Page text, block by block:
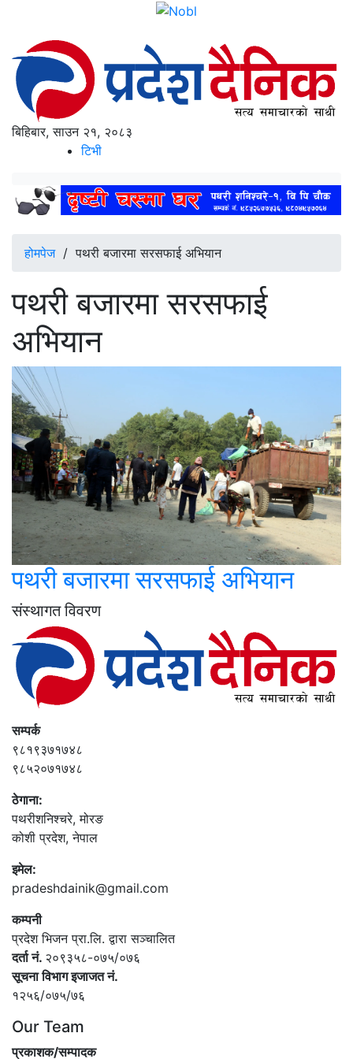
बिहिबार, साउन २१, २०८३
टिभी
होमपेज/पथरी बजारमा सरसफाई अभियान
पथरी बजारमा सरसफाई
अभियान
पथरी बजारमा सरसफाई अभियान
संस्थागत विवरण
सम्पर्क
९८१९३७१७४८
९८५२०७१७४८
ठेगाना:
पथरीशनिश्‍चरे, मोरङ
कोशी प्रदेश, नेपाल
इमेल:
pradeshdainik@gmail.com
कम्पनी
प्रदेश भिजन प्रा.लि. द्वारा सञ्‍चालित
दर्ता नं. २०९३५८-०७५/०७६
सूचना विभाग इजाजत नं.
१२५६/०७५/७६
Our Team
प्रकाशक/सम्पादक